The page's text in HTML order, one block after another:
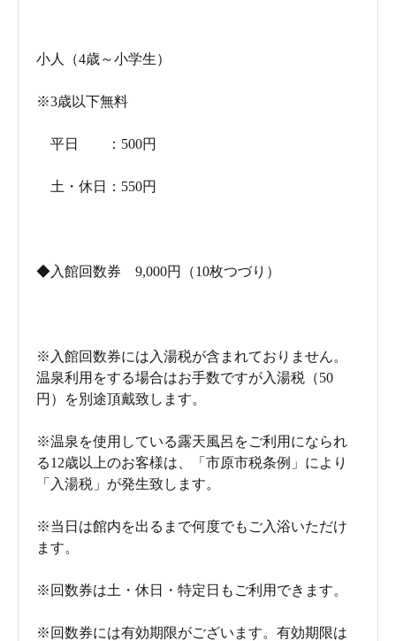
楽蒸洞は2階にあります。入り口は二重ドアで熱気と蒸気
小人（4歳～小学生）
※3歳以下無料
平日 ：500円
土・休日：550円
◆入館回数券 9,000円（10枚つづり）
※入館回数券には入湯税が含まれておりません。
温泉利用をする場合はお手数ですが入湯税（50
円）を別途頂戴致します。
※温泉を使用している露天風呂をご利用になられ
る12歳以上のお客様は、「市原市税条例」により
「入湯税」が発生致します。
※当日は館内を出るまで何度でもご入浴いただけ
ます。
※回数券は土・休日・特定日もご利用できます。
※回数券には有効期限がございます。有効期限は